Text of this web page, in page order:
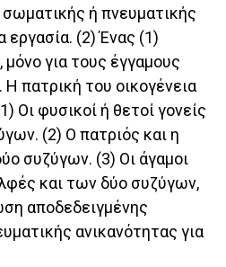
ή πνευματικής
εργασία. (2) Ένας (1)
μόνο για τους έγγαμους
πατρική του οικογένεια
Οι φυσικοί ή θετοί γονείς
(2) Ο πατριός και η
συζύγων. (3) Οι άγαμοι
και των δύο συζύγων,
αποδεδειγμένης
ανικανότητας για